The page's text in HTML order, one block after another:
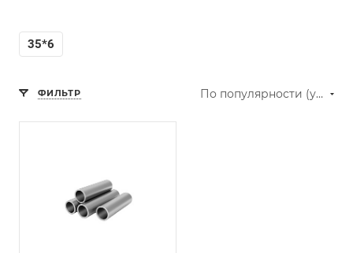
35*6
ФИЛЬТР По популярности (убывание)